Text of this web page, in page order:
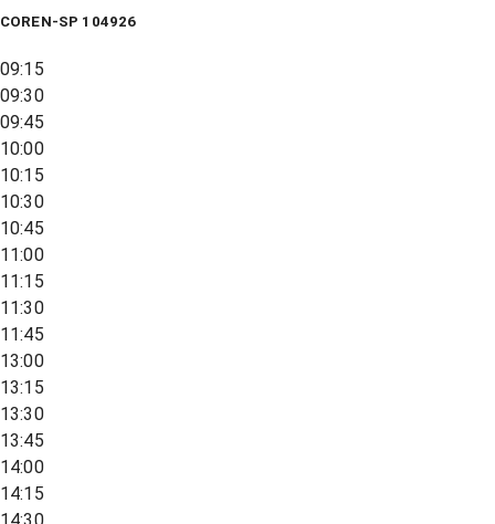
COREN-SP 104926
09:15
09:30
09:45
10:00
10:15
10:30
10:45
11:00
11:15
11:30
11:45
13:00
13:15
13:30
13:45
14:00
14:15
14:30